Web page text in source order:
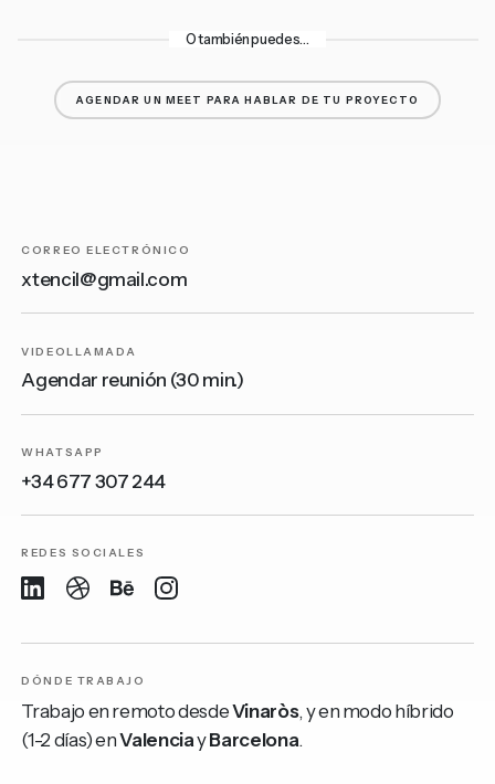
CORREO ELECTRÓNICO
xtencil@gmail.com
VIDEOLLAMADA
Agendar reunión (30 min.)
WHATSAPP
+34 677 307 244
REDES SOCIALES
DÓNDE TRABAJO
Trabajo en remoto desdeVinaròs, y en modo híbrido
(1-2 días) enValenciayBarcelona.
O también puedes…
AGENDAR UN MEET PARA HABLAR DE TU PROYECTO